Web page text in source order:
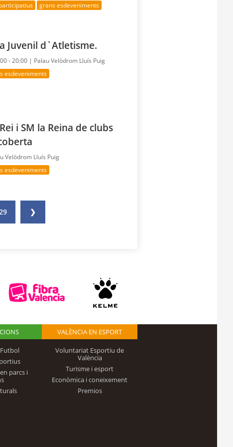
grans esdeveniments
Juvenil d`Atletisme.
- 20:00 | Palau Velòdrom Lluís Puig
esdeveniments
i SM la Reina de clubs
Velòdrom Lluís Puig
esdeveniments
❯
parcs i
VALÈNCIA EN ESPORT
Voluntariat Esportiu de
València
Turisme i esport
Econòmica i coneixement
Premios